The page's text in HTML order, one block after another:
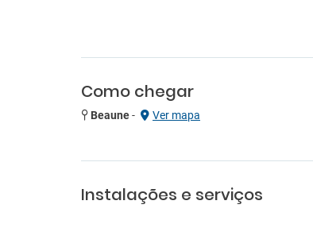
Como chegar
Beaune- Ver mapa
Instalações e serviços